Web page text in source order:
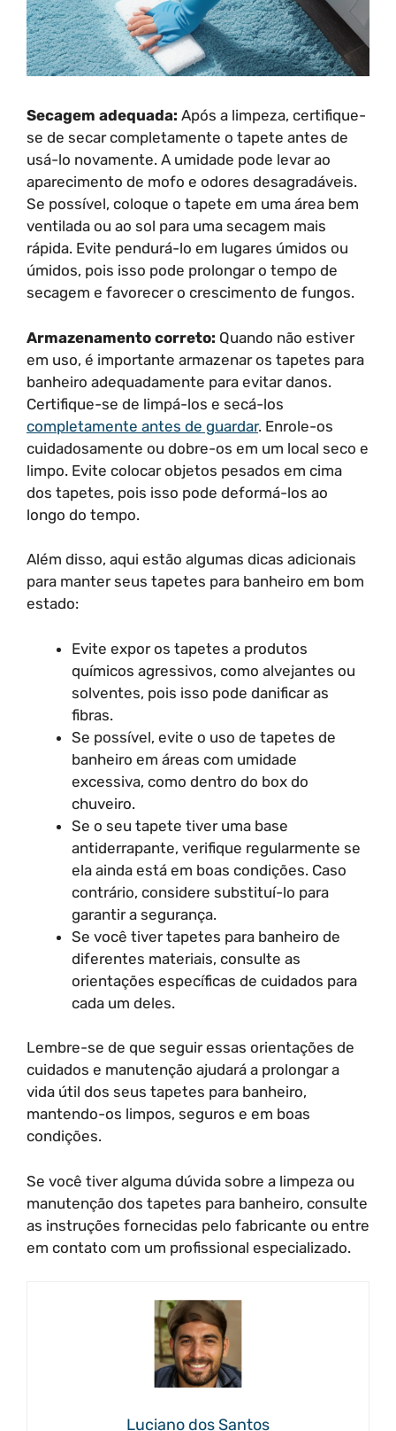
Secagem adequada: Após a limpeza, certifique-
se de secar completamente o tapete antes de
usá-lo novamente. A umidade pode levar ao
aparecimento de mofo e odores desagradáveis.
Se possível, coloque o tapete em uma área bem
ventilada ou ao sol para uma secagem mais
rápida. Evite pendurá-lo em lugares úmidos ou
úmidos, pois isso pode prolongar o tempo de
secagem e favorecer o crescimento de fungos.
Armazenamento correto: Quando não estiver
em uso, é importante armazenar os tapetes para
banheiro adequadamente para evitar danos.
Certifique-se de limpá-los e secá-los
completamente antes de guardar. Enrole-os
cuidadosamente ou dobre-os em um local seco e
limpo. Evite colocar objetos pesados em cima
dos tapetes, pois isso pode deformá-los ao
longo do tempo.
Além disso, aqui estão algumas dicas adicionais
para manter seus tapetes para banheiro em bom
estado:
Evite expor os tapetes a produtos
químicos agressivos, como alvejantes ou
solventes, pois isso pode danificar as
fibras.
Se possível, evite o uso de tapetes de
banheiro em áreas com umidade
excessiva, como dentro do box do
chuveiro.
Se o seu tapete tiver uma base
antiderrapante, verifique regularmente se
ela ainda está em boas condições. Caso
contrário, considere substituí-lo para
garantir a segurança.
Se você tiver tapetes para banheiro de
diferentes materiais, consulte as
orientações específicas de cuidados para
cada um deles.
Lembre-se de que seguir essas orientações de
cuidados e manutenção ajudará a prolongar a
vida útil dos seus tapetes para banheiro,
mantendo-os limpos, seguros e em boas
condições.
Se você tiver alguma dúvida sobre a limpeza ou
manutenção dos tapetes para banheiro, consulte
as instruções fornecidas pelo fabricante ou entre
em contato com um profissional especializado.
Luciano dos Santos